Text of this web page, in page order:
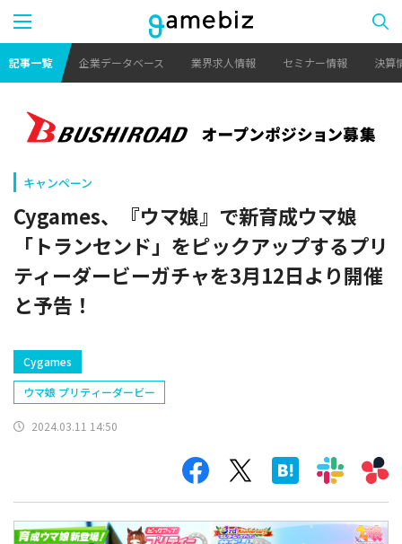
記事一覧 企業データベース 業界求人情報 セミナー情報 決算
キャンペーン
Cygames、『ウマ娘』で新育成ウマ娘
「トランセンド」をピックアップするプリ
ティーダービーガチャを3月12日より開催
と予告！
Cygames
ウマ娘 プリティーダービー
2024.03.11 14:50